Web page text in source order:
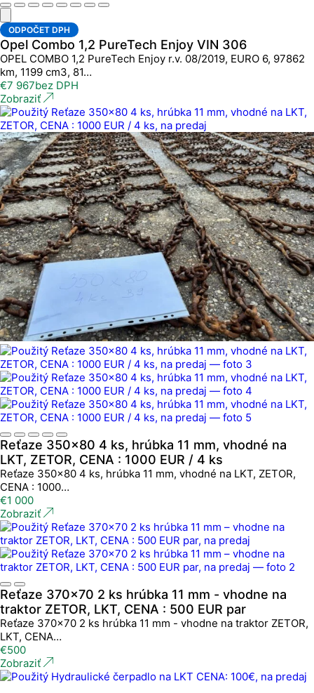
ODPOČET DPH
Opel Combo 1,2 PureTech Enjoy VIN 306
OPEL COMBO 1,2 PureTech Enjoy r.v. 08/2019, EURO 6, 97862
km, 1199 cm3, 81…
€7 967bez DPH
Zobraziť
Reťaze 350x80 4 ks, hrúbka 11 mm, vhodné na
LKT, ZETOR, CENA : 1000 EUR / 4 ks
Reťaze 350x80 4 ks, hrúbka 11 mm, vhodné na LKT, ZETOR,
CENA : 1000…
€1 000
Zobraziť
Reťaze 370x70 2 ks hrúbka 11 mm - vhodne na
traktor ZETOR, LKT, CENA : 500 EUR par
Reťaze 370x70 2 ks hrúbka 11 mm - vhodne na traktor ZETOR,
LKT, CENA…
€500
Zobraziť